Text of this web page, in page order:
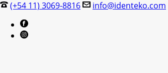
(+54 11) 3069-8816 info@identeko.com